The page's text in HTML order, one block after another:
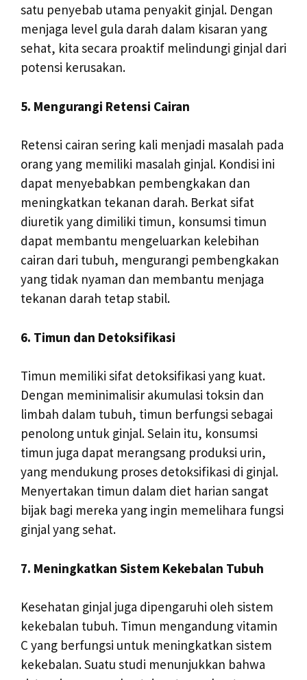
satu penyebab utama penyakit ginjal. Dengan
menjaga level gula darah dalam kisaran yang
sehat, kita secara proaktif melindungi ginjal dari
potensi kerusakan.
5. Mengurangi Retensi Cairan
Retensi cairan sering kali menjadi masalah pada
orang yang memiliki masalah ginjal. Kondisi ini
dapat menyebabkan pembengkakan dan
meningkatkan tekanan darah. Berkat sifat
diuretik yang dimiliki timun, konsumsi timun
dapat membantu mengeluarkan kelebihan
cairan dari tubuh, mengurangi pembengkakan
yang tidak nyaman dan membantu menjaga
tekanan darah tetap stabil.
6. Timun dan Detoksifikasi
Timun memiliki sifat detoksifikasi yang kuat.
Dengan meminimalisir akumulasi toksin dan
limbah dalam tubuh, timun berfungsi sebagai
penolong untuk ginjal. Selain itu, konsumsi
timun juga dapat merangsang produksi urin,
yang mendukung proses detoksifikasi di ginjal.
Menyertakan timun dalam diet harian sangat
bijak bagi mereka yang ingin memelihara fungsi
ginjal yang sehat.
7. Meningkatkan Sistem Kekebalan Tubuh
Kesehatan ginjal juga dipengaruhi oleh sistem
kekebalan tubuh. Timun mengandung vitamin
C yang berfungsi untuk meningkatkan sistem
kekebalan. Suatu studi menunjukkan bahwa